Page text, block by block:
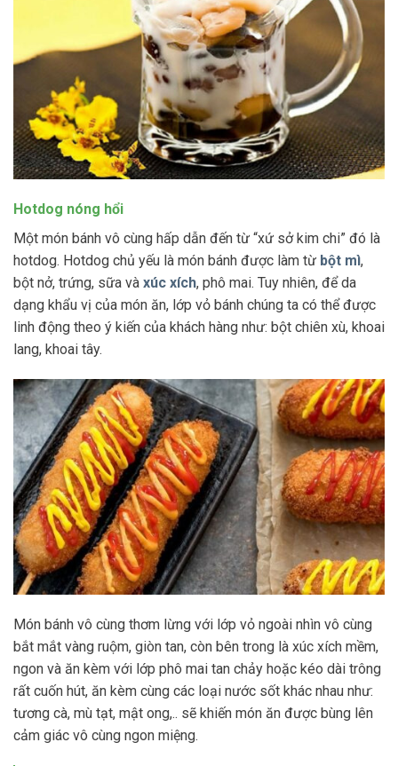
Hotdog nóng hổi
Một món bánh vô cùng hấp dẫn đến từ “xứ sở kim chi” đó là
hotdog. Hotdog chủ yếu là món bánh được làm từ bột mì,
bột nở, trứng, sữa và xúc xích, phô mai. Tuy nhiên, để da
dạng khẩu vị của món ăn, lớp vỏ bánh chúng ta có thể được
linh động theo ý kiến của khách hàng như: bột chiên xù, khoai
lang, khoai tây.
Món bánh vô cùng thơm lừng với lớp vỏ ngoài nhìn vô cùng
bắt mắt vàng ruộm, giòn tan, còn bên trong là xúc xích mềm,
ngon và ăn kèm với lớp phô mai tan chảy hoặc kéo dài trông
rất cuốn hút, ăn kèm cùng các loại nước sốt khác nhau như:
tương cà, mù tạt, mật ong,.. sẽ khiến món ăn được bùng lên
cảm giác vô cùng ngon miệng.